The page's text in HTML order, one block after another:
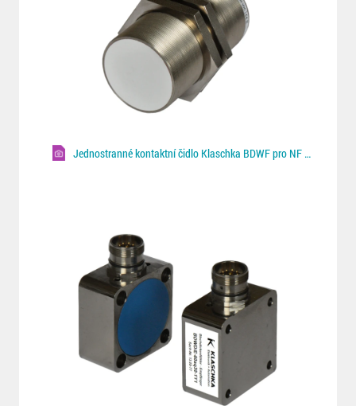
Jednostranné kontaktní čidlo Klaschka BDWF pro NF plechy